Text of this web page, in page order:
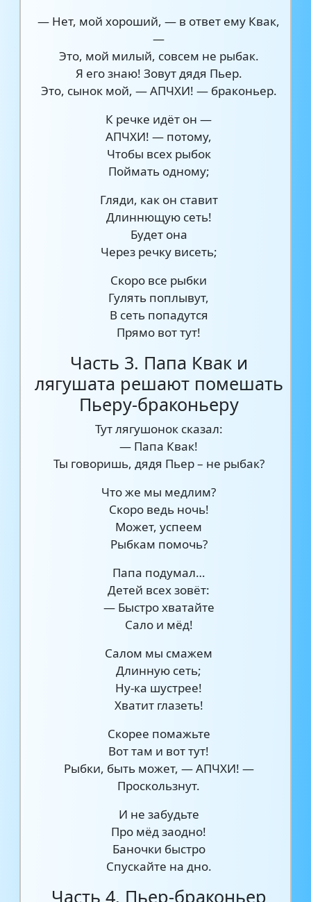
— Нет, мой хороший, — в ответ ему Квак,
—
Это, мой милый, совсем не рыбак.
Я его знаю! Зовут дядя Пьер.
Это, сынок мой, — АПЧХИ! — браконьер.
К речке идёт он —
АПЧХИ! — потому,
Чтобы всех рыбок
Поймать одному;
Гляди, как он ставит
Длиннющую сеть!
Будет она
Через речку висеть;
Скоро все рыбки
Гулять поплывут,
В сеть попадутся
Прямо вот тут!
Часть 3. Папа Квак и
лягушата решают помешать
Пьеру-браконьеру
Тут лягушонок сказал:
— Папа Квак!
Ты говоришь, дядя Пьер – не рыбак?
Что же мы медлим?
Скоро ведь ночь!
Может, успеем
Рыбкам помочь?
Папа подумал…
Детей всех зовёт:
— Быстро хватайте
Сало и мёд!
Салом мы смажем
Длинную сеть;
Ну-ка шустрее!
Хватит глазеть!
Скорее помажьте
Вот там и вот тут!
Рыбки, быть может, — АПЧХИ! —
Проскользнут.
И не забудьте
Про мёд заодно!
Баночки быстро
Спускайте на дно.
Часть 4. Пьер-браконьер